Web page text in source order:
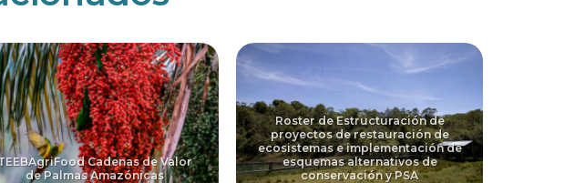
Cadenas de Valor
de Palmas Amazónicas
Roster de Estructuración de
proyectos de restauración de
ecosistemas e implementación de
esquemas alternativos de
conservación y PSA